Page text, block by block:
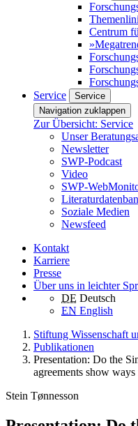
Centrum
Service
Service
Navigation zuklappen
Zur Übersicht: Service
Unser
Newsletter
SWP-Podcast
Video
SWP-
Soziale Medien
Newsfeed
Kontakt
Karriere
Presse
Über uns in leichter
DE Deutsch
EN English
Stiftung Wissenschaft
Publikationen
Presentation: Do the
agreements show
Stein Tønnesson